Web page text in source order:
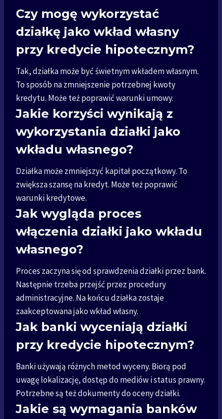
Czy mogę wykorzystać
działkę jako wkład własny
przy kredycie hipotecznym?
Tak, działka może być świetnym wkładem własnym.
To sposób na zmniejszenie potrzebnej kwoty
kredytu. Może też poprawić warunki umowy.
Jakie korzyści wynikają z
wykorzystania działki jako
wkładu własnego?
Działka może zmniejszyć kapitał początkowy. To
zwiększa szansę na kredyt. Może też poprawić
warunki kredytowe.
Jak wygląda proces
włączenia działki jako wkładu
własnego?
Proces zaczyna się od sprawdzenia działki przez bank.
Następnie trzeba przejść przez procedury
administracyjne. Na końcu działka zostaje
zaakceptowana jako wkład własny.
Jak banki wyceniają działki
przy kredycie hipotecznym?
Banki używają różnych metod wyceny. Biorą pod
uwagę lokalizację, dostęp do mediów i status prawny.
Potrzebne są też dokumenty do oceny działki.
Jakie są wymagania banków